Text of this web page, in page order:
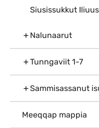
Siusissukkut
Nalunaarut
Tunngaviit 1-7
Sammisassanut
Meeqqap mappia